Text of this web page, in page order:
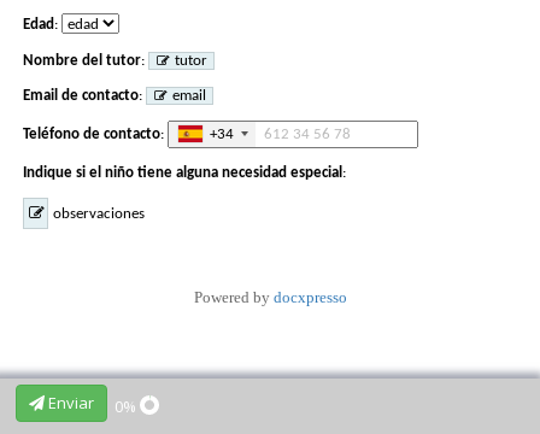
Enviar 0%
Edad :
Nombre del tutor: tutor
Email de contacto: email
Teléfono de contacto:
+34
Indique si el niño tiene alguna necesidad especial :
observaciones
Powered by docxpresso